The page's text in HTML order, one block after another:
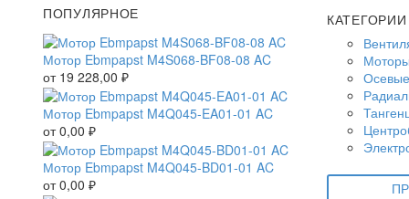
ПОПУЛЯРНОЕ
Мотор Ebmpapst M4S068-BF08-08 AC
от 19 228,00 ₽
Мотор Ebmpapst M4Q045-EA01-01 AC
от0,00 ₽
Мотор Ebmpapst M4Q045-BD01-01 AC
от0,00 ₽
КАТЕГОРИИ